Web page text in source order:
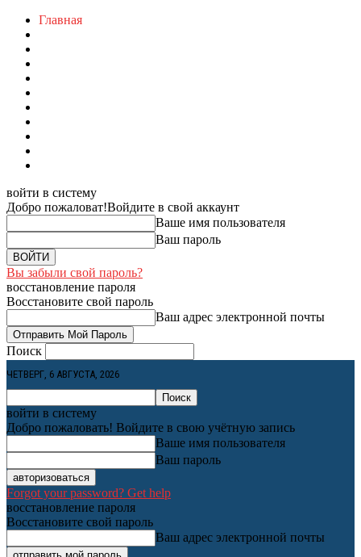
Главная
войти в систему
Добро пожаловат!Войдите в свой аккаунт
Ваше имя пользователя
Ваш пароль
Вы забыли свой пароль?
восстановление пароля
Восстановите свой пароль
Ваш адрес электронной почты
Поиск
ЧЕТВЕРГ, 6 АВГУСТА, 2026
войти в систему
Добро пожаловать! Войдите в свою учётную запись
Ваше имя пользователя
Ваш пароль
Forgot your password? Get help
восстановление пароля
Восстановите свой пароль
Ваш адрес электронной почты